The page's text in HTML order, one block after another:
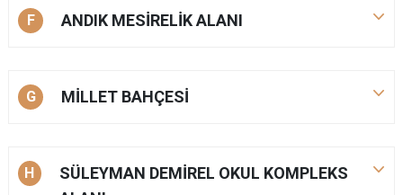
F ANDIK MESİRELİK ALANI
G MİLLET BAHÇESİ
H
SÜLEYMAN DEMİREL OKUL KOMPLEKS